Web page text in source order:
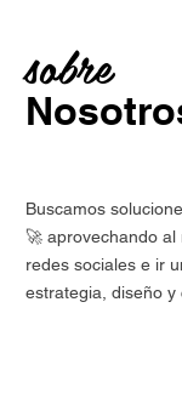
sobre
Buscamos
🚀 aprovechando
redes sociales e ir
estrategia, diseño y